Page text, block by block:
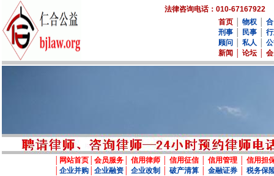
法律咨询电话：010-67167922
首页
物权
刑事
民事
顾问
私人
新闻
论坛
网站首页 会员服务 信用律师 信用征信 信用管理
信用担
企业并购 企业融资 企业改制 破产清算 金融证券
税务保